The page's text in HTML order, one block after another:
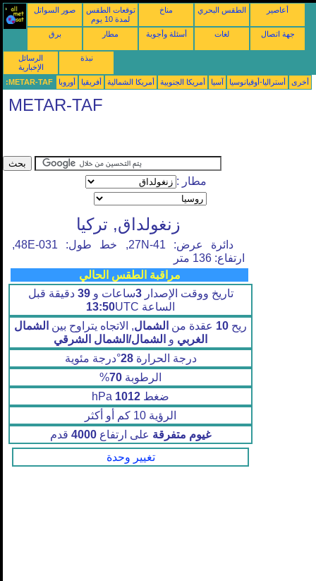
صور السواتل
توقعات الطقس
لمدة 10 يوم
مناخ الطقس البحري أعاصير
برق مطار أسئلة وأجوبة لغات جهة اتصال
الرسائل
الإخبارية
نبذة
METAR-TAF: أوروبا أفريقيا أمريكا الشمالية أمريكا الجنوبية آسيا أستراليا-أوقيانوسيا أخرى
METAR-TAF
مطار :
زنغولداق, تركيا
دائرة عرض: 41-27N, خط طول: 031-48E,
ارتفاع: 136 متر
مراقبة الطقس الحالي
تاريخ ووقت الإصدار3ساعات و39 دقيقة قبل
الساعة
13:50UTC
ريح 10 عقدة من الشمال, الاتجاه يتراوح بين الشمال
الغربي و الشمال/الشمال الشرقي
درجة الحرارة28°درجة مئوية
الرطوبة 70
%
ضغط 1012
الرؤية 10 كم أو أكثر
غيوم متفرقة على ارتفاع 4000 قدم
تغيير وحدة